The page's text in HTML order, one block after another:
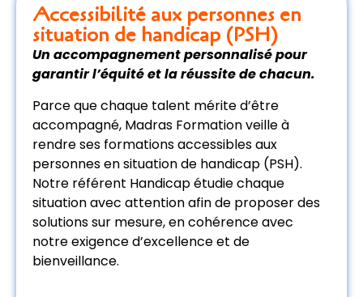
Accessibilité aux personnes en
situation de handicap (PSH)
Un accompagnement personnalisé pour
garantir l’équité et la réussite de chacun.
Parce que chaque talent mérite d’être
accompagné, Madras Formation veille à
rendre ses formations accessibles aux
personnes en situation de handicap (PSH).
Notre référent Handicap étudie chaque
situation avec attention afin de proposer des
solutions sur mesure, en cohérence avec
notre exigence d’excellence et de
bienveillance.